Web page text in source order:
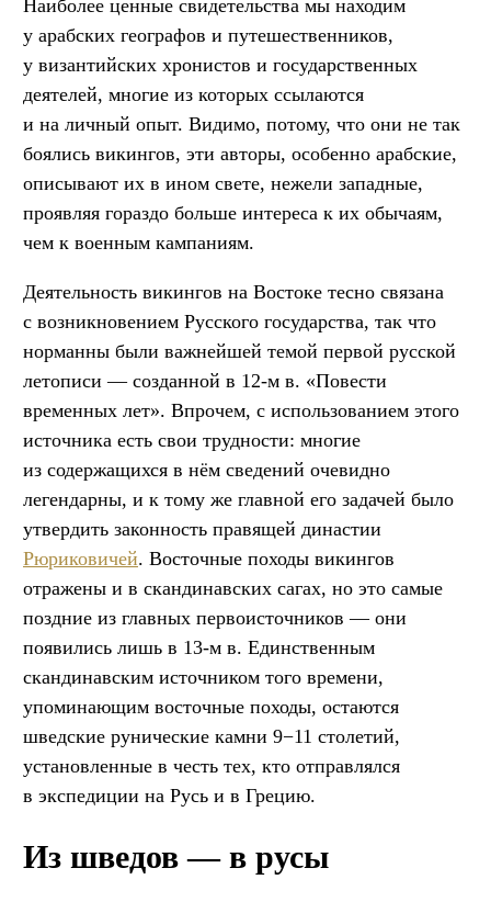
Наиболее ценные свидетельства мы находим
у арабских географов и путешественников,
у византийских хронистов и государственных
деятелей, многие из которых ссылаются
и на личный опыт. Видимо, потому, что они не так
боялись викингов, эти авторы, особенно арабские,
описывают их в ином свете, нежели западные,
проявляя гораздо больше интереса к их обычаям,
чем к военным кампаниям.
Деятельность викингов на Востоке тесно связана
с возникновением Русского государства, так что
норманны были важнейшей темой первой русской
летописи — созданной в 12-м в. «Повести
временных лет». Впрочем, с использованием этого
источника есть свои трудности: многие
из содержащихся в нём сведений очевидно
легендарны, и к тому же главной его задачей было
утвердить законность правящей династии
Рюриковичей. Восточные походы викингов
отражены и в скандинавских сагах, но это самые
поздние из главных первоисточников — они
появились лишь в 13-м в. Единственным
скандинавским источником того времени,
упоминающим восточные походы, остаются
шведские рунические камни 9−11 столетий,
установленные в честь тех, кто отправлялся
в экспедиции на Русь и в Грецию.
Из шведов — в русы